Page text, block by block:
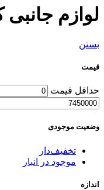
لوازم
بستن
قیمت
حداقل قیمت
وضعیت موجودی
تخفیف‌دار
موجود در انبار
اندازه